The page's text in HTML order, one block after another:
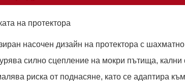
на протектора
насочен дизайн на протектора с
силно сцепление на мокри пътища,
риска от поднасяне, като се адаптира